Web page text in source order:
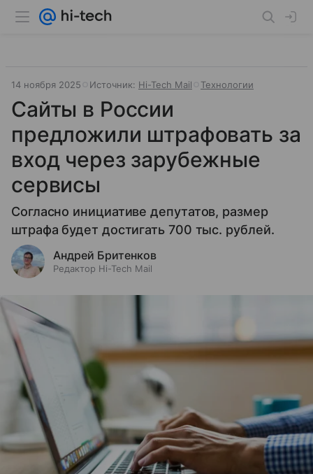
14 ноября 2025 Источник: Hi-Tech Mail Технологии
Сайты в России
предложили штрафовать за
вход через зарубежные
сервисы
Согласно инициативе депутатов, размер
штрафа будет достигать 700 тыс. рублей.
Андрей Бритенков
Редактор Hi-Tech Mail